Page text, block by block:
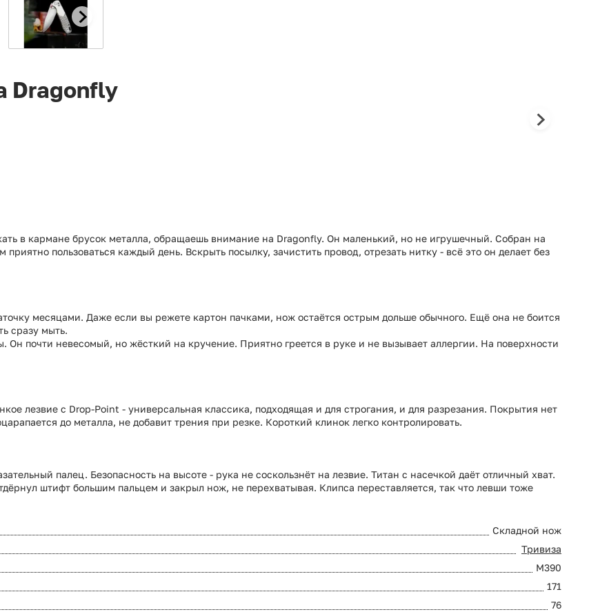
Dragonfly
в кармане брусок металла, обращаешь внимание на Dragonfly. Он маленький, но не игрушечный. Собран на
пользоваться каждый день. Вскрыть посылку, зачистить провод, отрезать нитку - всё это он делает без
месяцами. Даже если вы режете картон пачками, нож остаётся острым дольше обычного. Ещё она не боится
сразу мыть.
Он почти невесомый, но жёсткий на кручение. Приятно греется в руке и не вызывает аллергии. На поверхности
лезвие с Drop-Point - универсальная классика, подходящая и для строгания, и для разрезания. Покрытия нет
до металла, не добавит трения при резке. Короткий клинок легко контролировать.
палец. Безопасность на высоте - рука не соскользнёт на лезвие. Титан с насечкой даёт отличный хват.
штифт большим пальцем и закрыл нож, не перехватывая. Клипса переставляется, так что левши тоже
Складной нож
Тривиза
M390
171
76